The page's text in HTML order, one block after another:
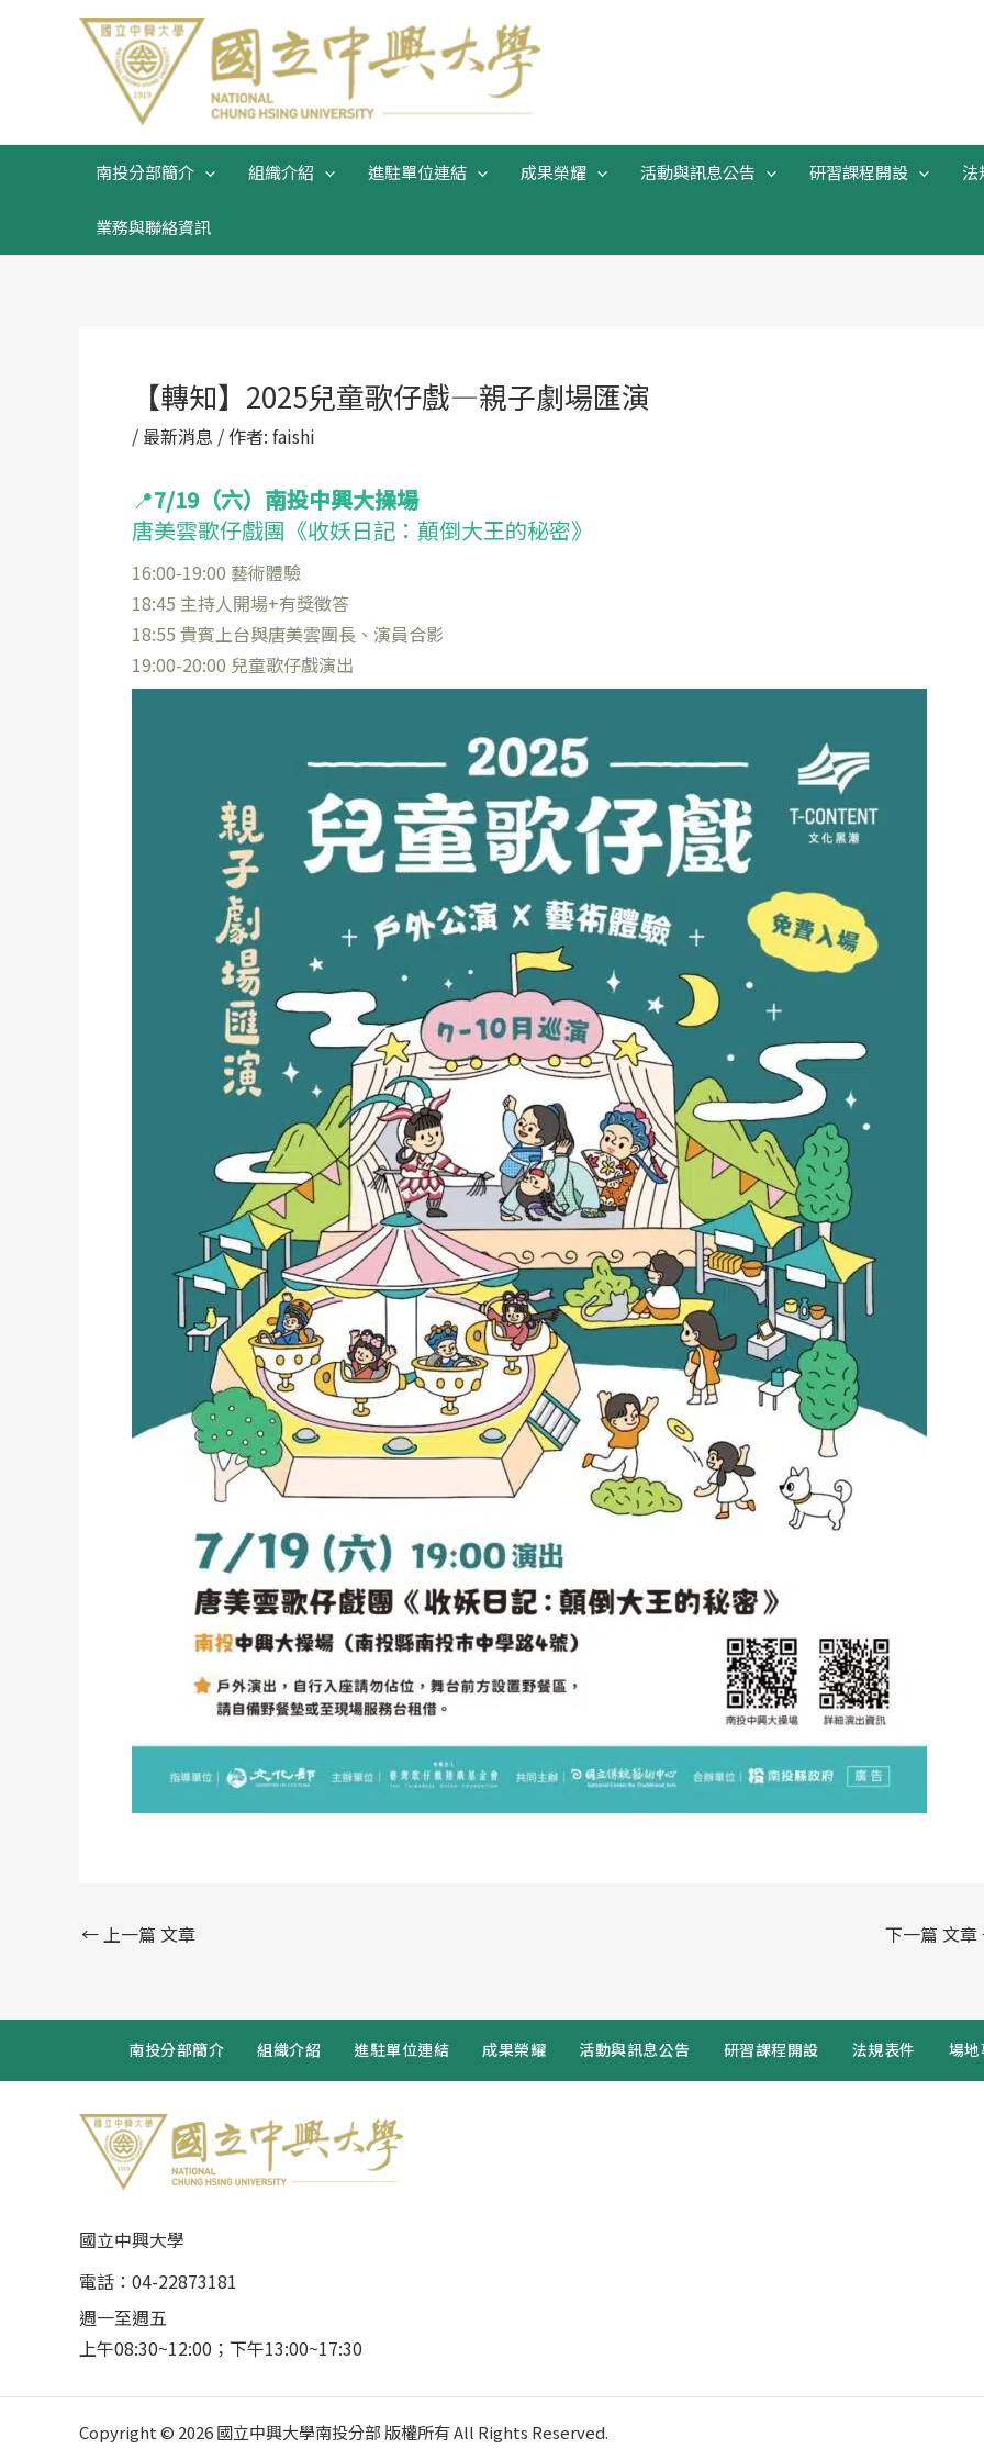
南投分部簡介 組織介紹 進駐單位連結 成果榮耀 活動與訊息公告 研習課程開設 法
業務與聯絡資訊
【轉知】2025兒童歌仔戲—親子劇場匯演
/ 最新消息 / 作者: faishi
📍7/19（六）南投中興大操場
唐美雲歌仔戲團《收妖日記：顛倒大王的秘密》
16:00-19:00 藝術體驗
18:45 主持人開場+有獎徵答
18:55 貴賓上台與唐美雲團長、演員合影
19:00-20:00 兒童歌仔戲演出
Post
navigation
←上一篇 文章 下一篇 文章
南投分部簡介 組織介紹 進駐單位連結 成果榮耀 活動與訊息公告 研習課程開設 法規表件 場
國立中興大學
電話：04-22873181
週一至週五
上午08:30~12:00；下午13:00~17:30
Copyright © 2026 國立中興大學南投分部 版權所有 All Rights Reserved.